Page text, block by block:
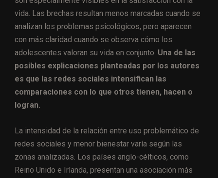
vida. Las brechas resultan menos marcadas cuando se
analizan los problemas psicológicos, pero aparecen
con más claridad cuando se observa cómo los
adolescentes valoran su vida en conjunto. Una de las
posibles explicaciones planteadas por los autores
es que las redes sociales intensifican las
comparaciones con lo que otros tienen, hacen o
logran.
La intensidad de la relación entre uso problemático de
redes sociales y menor bienestar varía según las
zonas analizadas. Los países anglo-célticos, como
Reino Unido e Irlanda, presentan una asociación más